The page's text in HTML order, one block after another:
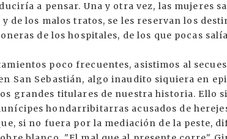
a pensar. Una y otra vez, las mujeres
de los malos tratos, se les reservan los
de los hospitales, de los que pocas
poco frecuentes, asistimos al
San Sebastián, algo inaudito siquiera en
grandes titulares de nuestra historia. Ello
hondarribitarras acusados de
si no fuera por la mediación de la peste,